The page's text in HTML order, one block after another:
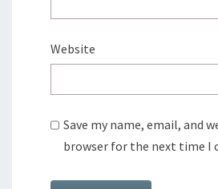
Website
Save my name, email, and
browser for the next time I